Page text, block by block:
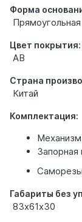
Форма
Прямоугольная
Цвет покрытия:
AB
Страна
Китай
Комплектация:
Запорная
Габариты без
83х61х30